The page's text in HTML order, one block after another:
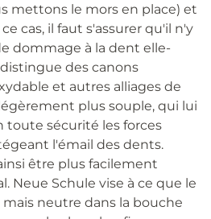
mettons le mors en place) et
cas, il faut s'assurer qu'il n'y
dommage à la dent elle-
des canons
et autres alliages de
plus souple, qui lui
toute sécurité les forces
l'émail des dents.
être plus facilement
Neue Schule vise à ce que le
neutre dans la bouche